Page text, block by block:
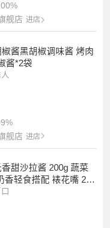
舰店 进店
酱黑胡椒调味酱 烤肉
酱*2袋
舰店 进店
甜沙拉酱 200g 蔬菜
香轻食搭配 裱花嘴 200